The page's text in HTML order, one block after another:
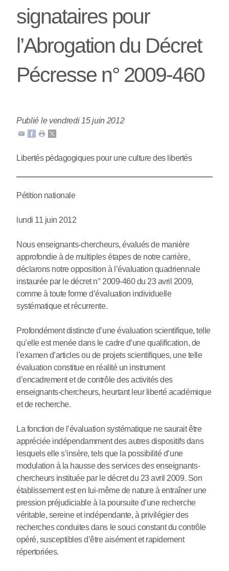
signataires pour
l’Abrogation du Décret
Pécresse n° 2009-460
Publié le vendredi 15 juin 2012
Libertés pédagogiques pour une culture des libertés
Pétition nationale
lundi 11 juin 2012
Nous enseignants-chercheurs, évalués de manière
approfondie à de multiples étapes de notre carrière,
déclarons notre opposition à l’évaluation quadriennale
instaurée par le décret n° 2009-460 du 23 avril 2009,
comme à toute forme d’évaluation individuelle
systématique et récurrente.
Profondément distincte d’une évaluation scientifique, telle
qu’elle est menée dans le cadre d’une qualification, de
l’examen d’articles ou de projets scientifiques, une telle
évaluation constitue en réalité un instrument
d’encadrement et de contrôle des activités des
enseignants-chercheurs, heurtant leur liberté académique
et de recherche.
La fonction de l’évaluation systématique ne saurait être
appréciée indépendamment des autres dispositifs dans
lesquels elle s’insère, tels que la possibilité d’une
modulation à la hausse des services des enseignants-
chercheurs instituée par le décret du 23 avril 2009. Son
établissement est en lui-même de nature à entraîner une
pression préjudiciable à la poursuite d’une recherche
véritable, sereine et indépendante, à privilégier des
recherches conduites dans le souci constant du contrôle
opéré, susceptibles d’être aisément et rapidement
répertoriées.